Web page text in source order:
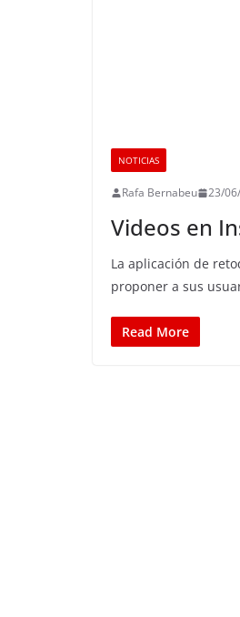
NOTICIAS
Rafa Bernabeu 23/
Videos en
La aplicación de
proponer a sus
Read More